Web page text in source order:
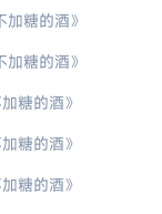
加糖的酒》
加糖的酒》
糖的酒》
糖的酒》
糖的酒》